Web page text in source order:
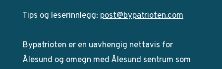
Tips og leserinnlegg: post@bypatrioten.com
Bypatrioten er en uavhengig nettavis for
Ålesund og omegn med Ålesund sentrum som